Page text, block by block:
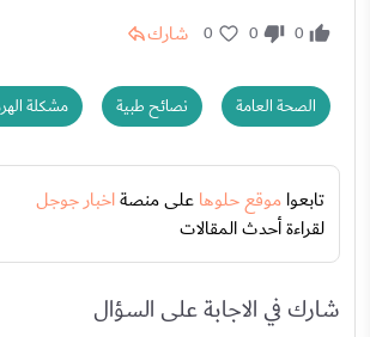
0
0
0 شارك
الصحة العامة نصائح طبية مشكلة
تابعواموقع حلوهاعلى منصةاخبار جوجل
لقراءة أحدث المقالات
شارك في الاجابة على السؤال